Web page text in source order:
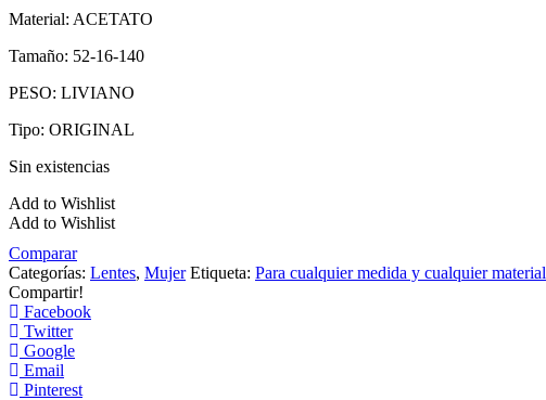
original
$170.00.
actual
$85.00.
Material: ACETATO
Tamaño: 52-16-140
PESO: LIVIANO
Tipo: ORIGINAL
Sin existencias
Add to Wishlist
Add to Wishlist
Comparar
Categorías: Lentes, Mujer Etiqueta: Para cualquier medida y cualquier material
Compartir!
Facebook
Twitter
Google
Email
Pinterest